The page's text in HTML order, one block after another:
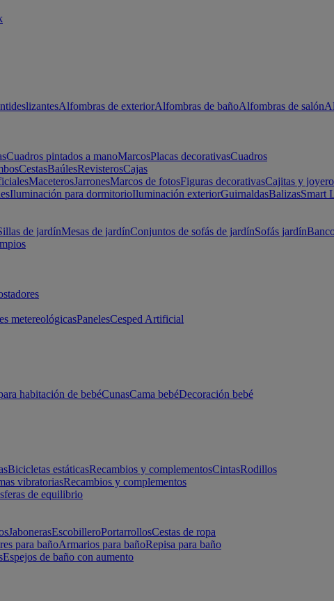
Alfombras de exteriorAlfombras de bañoAlfombras de salón
Cuadros pintados a manoMarcosPlacas decorativasCuadros
CestasBaúlesRevisterosCajas
MaceterosJarronesMarcos de fotosFiguras decorativasCajitas y
Iluminación para dormitorioIluminación exteriorGuirnaldasBalizasSmart
de jardínMesas de jardínConjuntos de sofás de jardínSofás jardín
metereológicasPanelesCesped Artificial
habitación de bebéCunasCama bebéDecoración bebé
Bicicletas estáticasRecambios y complementosCintasRodillos
vibratoriasRecambios y complementos
de equilibrio
JabonerasEscobilleroPortarrollosCestas de ropa
para bañoArmarios para bañoRepisa para baño
Espejos de baño con aumento